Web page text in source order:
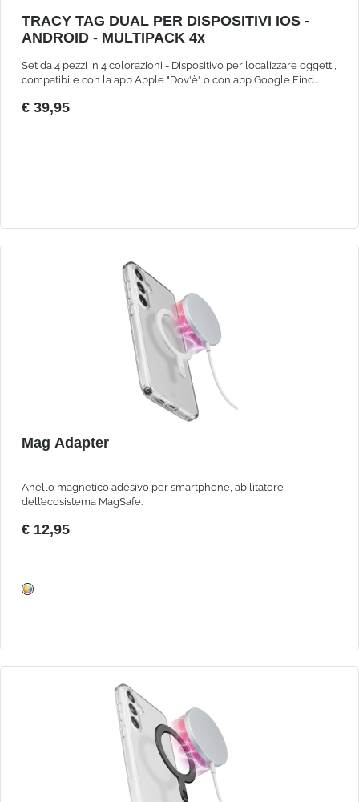
TRACY TAG DUAL PER DISPOSITIVI IOS -
ANDROID - MULTIPACK 4x
Set da 4 pezzi in 4 colorazioni - Dispositivo per localizzare oggetti,
compatibile con la app Apple "Dov'è" o con app Google Find
€ 39,95
Mag Adapter
Anello magnetico adesivo per smartphone, abilitatore
dell’ecosistema MagSafe.
€ 12,95